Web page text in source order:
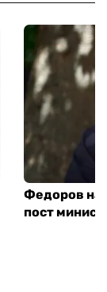
Федоров
пост